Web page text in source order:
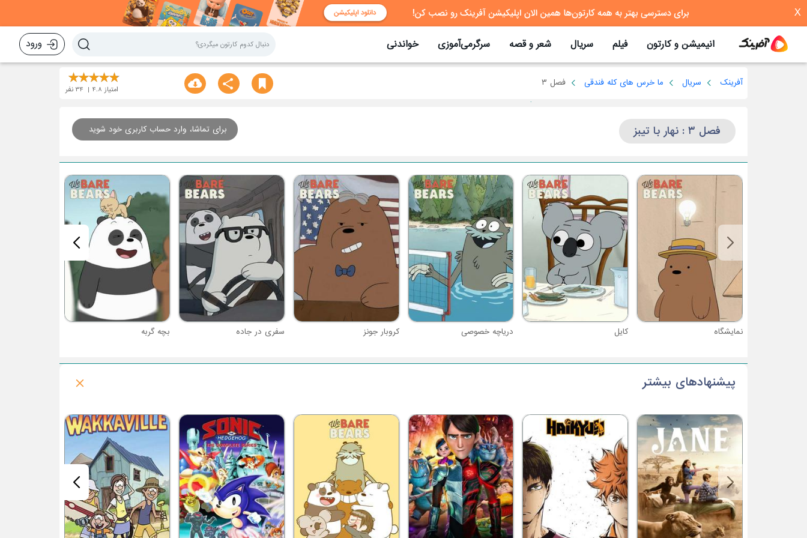
X
انیمیشن و کارتون فیلم سریال شعر و قصه سرگرمی‌آموزی خواندنی ورود
آفرینک سریال ما خرس های کله فندقی فصل ۳
امتیاز 4.8
34 نفر
فصل ۳ : نهار با تیبز برای تماشا، وارد حساب کاربری خود شوید
نمایشگاه کایل دریاچه خصوصی کروبار جونز سفری در جاده بچه گربه
پیشنهادهای بیشتر